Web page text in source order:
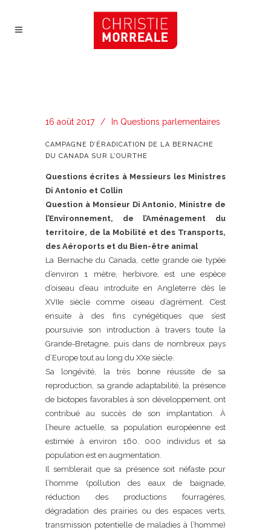
16 août 2017 In Questions parlementaires
CAMPAGNE D’ÉRADICATION DE LA BERNACHE
DU CANADA SUR L’OURTHE
Questions écrites à Messieurs les Ministres
Di Antonio et Collin
Question à Monsieur Di Antonio, Ministre de
l’Environnement, de l’Aménagement du
territoire, de la Mobilité et des Transports,
des Aéroports et du Bien-être animal
La Bernache du Canada, cette grande oie typée
d’environ 1 mètre, herbivore, est une espèce
d’oiseau d’eau introduite en Angleterre dès le
XVIIe siècle comme oiseau d’agrément. C’est
ensuite à des fins cynégétiques que s’est
poursuivie son introduction à travers toute la
Grande-Bretagne, puis dans de nombreux pays
d’Europe tout au long du XXe siècle.
Sa longévité, la très bonne réussite de sa
reproduction, sa grande adaptabilité, la présence
de biotopes favorables à son développement, ont
contribué au succès de son implantation. À
l’heure actuelle, sa population européenne est
estimée à environ 160. 000 individus et sa
population est en augmentation.
Il semblerait que sa présence soit néfaste pour
l’homme (pollution des eaux de baignade,
réduction des productions fourragères,
dégradation des prairies ou des espaces verts,
transmission potentielle de maladies à l’homme)